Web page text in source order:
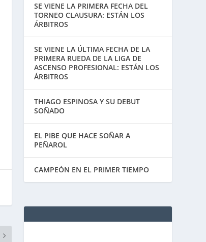
SE VIENE LA PRIMERA FECHA DEL
TORNEO CLAUSURA: ESTÁN LOS
ÁRBITROS
SE VIENE LA ÚLTIMA FECHA DE LA
PRIMERA RUEDA DE LA LIGA DE
ASCENSO PROFESIONAL: ESTÁN LOS
ÁRBITROS
THIAGO ESPINOSA Y SU DEBUT
SOÑADO
EL PIBE QUE HACE SOÑAR A
PEÑAROL
CAMPEÓN EN EL PRIMER TIEMPO